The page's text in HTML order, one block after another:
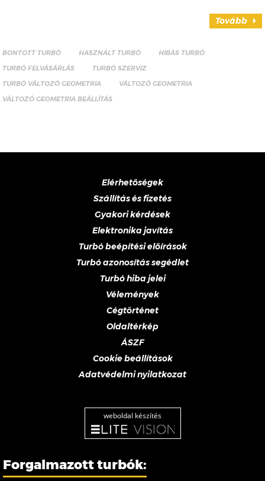
Tovább
BONTOTT TURBÓ HASZNÁLT TURBÓ
HIBÁS TURBÓ
TURBÓ FELVÁSÁRLÁS
TURBÓ SZERVIZ
TURBÓ VÁLTOZÓ GEOMETRIA
VÁLTOZÓ GEOMETRIA
VÁLTOZÓ GEOMETRIA BEÁLLÍTÁS
Elérhetőségek
Szállítás és fizetés
Gyakori kérdések
Elektronika javítás
Turbó beépítési előírások
Turbó azonosítás segédlet
Turbó hiba jelei
Vélemények
Cégtörténet
Oldaltérkép
ÁSZF
Cookie beállítások
Adatvédelmi nyilatkozat
weboldal készítés
Forgalmazott turbók: